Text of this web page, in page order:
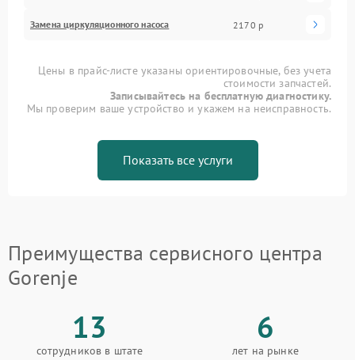
Замена циркуляционного насоса 2170 р
Цены в прайс-листе указаны ориентировочные, без учета
стоимости запчастей.
Записывайтесь на бесплатную диагностику.
Мы проверим ваше устройство и укажем на неисправность.
Показать все услуги
Преимущества сервисного центра
Gorenje
13
сотрудников в штате
6
лет на рынке